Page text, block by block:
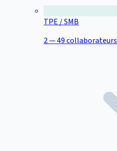
TPE / SMB
2 — 49 collaborateurs